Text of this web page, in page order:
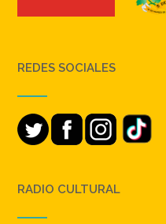
REDES SOCIALES
RADIO CULTURAL